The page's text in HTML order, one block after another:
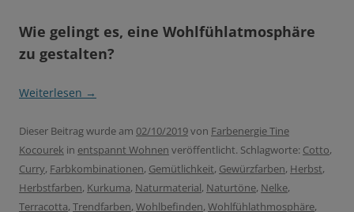
Wie gelingt es, eine Wohlfühlatmosphäre
zu gestalten?
Weiterlesen →
Dieser Beitrag wurde am 02/10/2019von Farbenergie Tine
Kocourek in entspannt Wohnen veröffentlicht. Schlagworte: Cotto,
Curry, Farbkombinationen, Gemütlichkeit, Gewürzfarben, Herbst,
Herbstfarben, Kurkuma, Naturmaterial, Naturtöne, Nelke,
Terracotta, Trendfarben, Wohlbefinden, Wohlfühlathmosphäre,